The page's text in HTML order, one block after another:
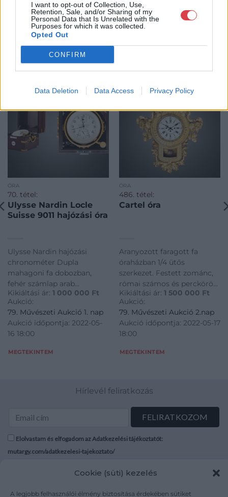
I want to opt-out of Collection, Use,
Retention, Sale, and/or Sharing of my
Personal Data that Is Unrelated with the
Purposes for which it was collected.
Opted Out
CONFIRM
Data Deletion Data Access Privacy Policy
Cookie (süti) kezelés
A legjobb felhasználói élmény biztosítása érdekében sütiket
KAPCSOLÓDÓ MŰTÁRGYAK
ÓRA
70. tétel:
Ulysse Nardin Locle
Suisse 9011 hajózási óra
Ulysse Nardin hajózási
chronométer Dupla
mahagoni fa dobozban,
fehér számlap arab
számokkal járástartalék
kijelzéssel. Réz óratok, hajó
mozgását követő fixálható
giroszkóp tengely,
kronométer megszakító
Kikiáltási ár: 1 000 000 Ft
Aukció:
79. Művészeti Aukció 1. nap
Aukció időpontja: 2022-05-
16 18:00
MEGTEKINTEM
ÓRA
486. tétel:
Cartel óra
Aranyozott faragott fa
óraházban 1/4 ütős
szerkezet. Festett zománc,
római számos és perckörös
számlapppal.
Csapágylemezen jelzett:
„Leonhardt Meyer Wienn”.
Működőképes, felújított
szerkezet. Osztrák, 1780
Kikiáltási ár: 1 500 000 Ft
Aukció:
79. Művészeti Aukció 2.nap
Aukció időpontja: 2022-05-17
18:00
MEGTEKINTEM
Hírlevél feliratkozás
Elolvastam és elfogadom az Adatkezelési tájékoztatót:
mutargy.com/adatkezelesi-tajekoztato/
Médiaajánlat
Áraink
ÁSZF